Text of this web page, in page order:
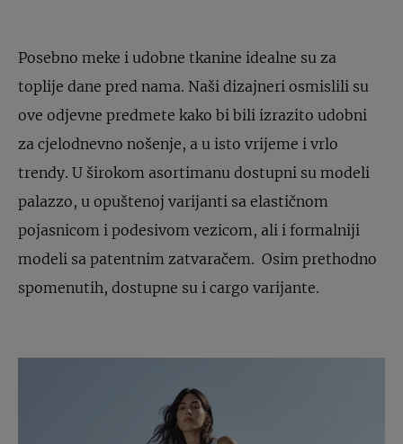
Posebno meke i udobne tkanine idealne su za
toplije dane pred nama. Naši dizajneri osmislili su
ove odjevne predmete kako bi bili izrazito udobni
za cjelodnevno nošenje, a u isto vrijeme i vrlo
trendy. U širokom asortimanu dostupni su modeli
palazzo, u opuštenoj varijanti sa elastičnom
pojasnicom i podesivom vezicom, ali i formalniji
modeli sa patentnim zatvaračem. Osim prethodno
spomenutih, dostupne su i cargo varijante.